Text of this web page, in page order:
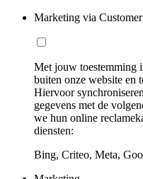
Marketing via
Met jouw toestemming
buiten onze website en
Hiervoor
gegevens met de
we hun online
diensten:
Bing, Criteo, Meta,